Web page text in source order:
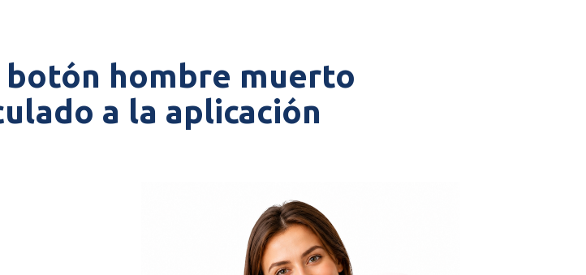
hombre muerto
a la aplicación